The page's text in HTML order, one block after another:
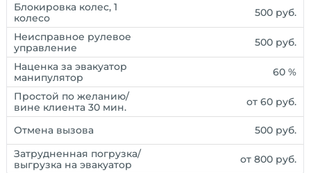
Блокировка колес, 1
колесо
500 руб.
Неисправное рулевое
управление
500 руб.
Наценка за эвакуатор
манипулятор
60 %
Простой по желанию/
вине клиента 30 мин.
от 60 руб.
Отмена вызова 500 руб.
Затрудненная погрузка/
выгрузка на эвакуатор
от 800 руб.